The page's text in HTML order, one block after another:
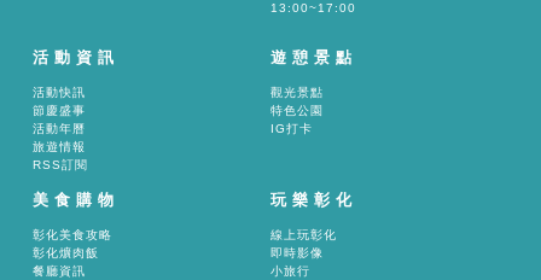
13:00~17:00
活動資訊
活動快訊
節慶盛事
活動年曆
旅遊情報
RSS訂閱
遊憩景點
觀光景點
特色公園
IG打卡
美食購物
彰化美食攻略
彰化爌肉飯
餐廳資訊
玩樂彰化
線上玩彰化
即時影像
小旅行